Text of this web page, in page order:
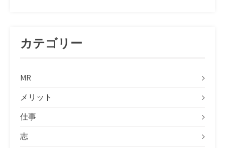
カテゴリー
MR
メリット
仕事
志